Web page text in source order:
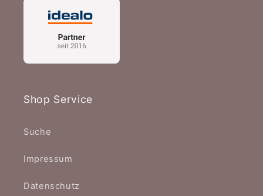
Shop Service
Suche
Impressum
Datenschutz